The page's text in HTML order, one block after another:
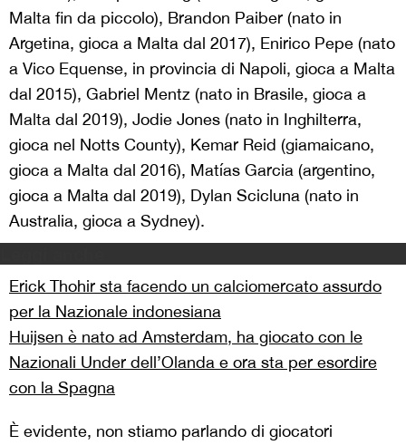
Malta fin da piccolo), Brandon Paiber (nato in
Argetina, gioca a Malta dal 2017), Enirico Pepe (nato
a Vico Equense, in provincia di Napoli, gioca a Malta
dal 2015), Gabriel Mentz (nato in Brasile, gioca a
Malta dal 2019), Jodie Jones (nato in Inghilterra,
gioca nel Notts County), Kemar Reid (giamaicano,
gioca a Malta dal 2016), Matías Garcia (argentino,
gioca a Malta dal 2019), Dylan Scicluna (nato in
Australia, gioca a Sydney).
Erick Thohir sta facendo un calciomercato assurdo
per la Nazionale indonesiana
Huijsen è nato ad Amsterdam, ha giocato con le
Nazionali Under dell’Olanda e ora sta per esordire
con la Spagna
È evidente, non stiamo parlando di giocatori